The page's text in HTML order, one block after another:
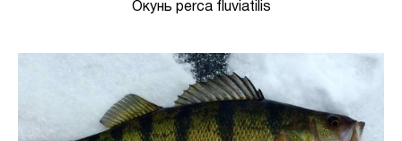
Окунь perca fluviatilis